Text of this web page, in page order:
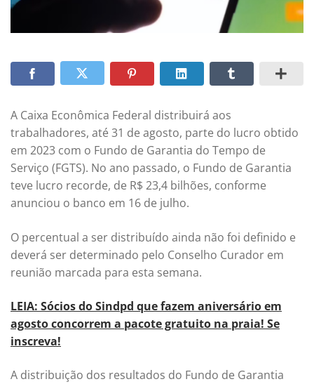
A Caixa Econômica Federal distribuirá aos
trabalhadores, até 31 de agosto, parte do lucro obtido
em 2023 com o Fundo de Garantia do Tempo de
Serviço (FGTS). No ano passado, o Fundo de Garantia
teve lucro recorde, de R$ 23,4 bilhões, conforme
anunciou o banco em 16 de julho.
O percentual a ser distribuído ainda não foi definido e
deverá ser determinado pelo Conselho Curador em
reunião marcada para esta semana.
LEIA: Sócios do Sindpd que fazem aniversário em
agosto concorrem a pacote gratuito na praia! Se
inscreva!
A distribuição dos resultados do Fundo de Garantia